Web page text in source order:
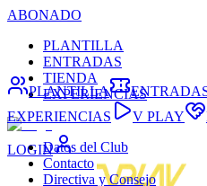
ABONADO
PLANTILLA
ENTRADAS
TIENDA
EXPERIENCIAS
LOGIN
PLANTILLA
EXPERIENCIAS
V PLAY
Datos del Club
Contacto
Directiva y Consejo